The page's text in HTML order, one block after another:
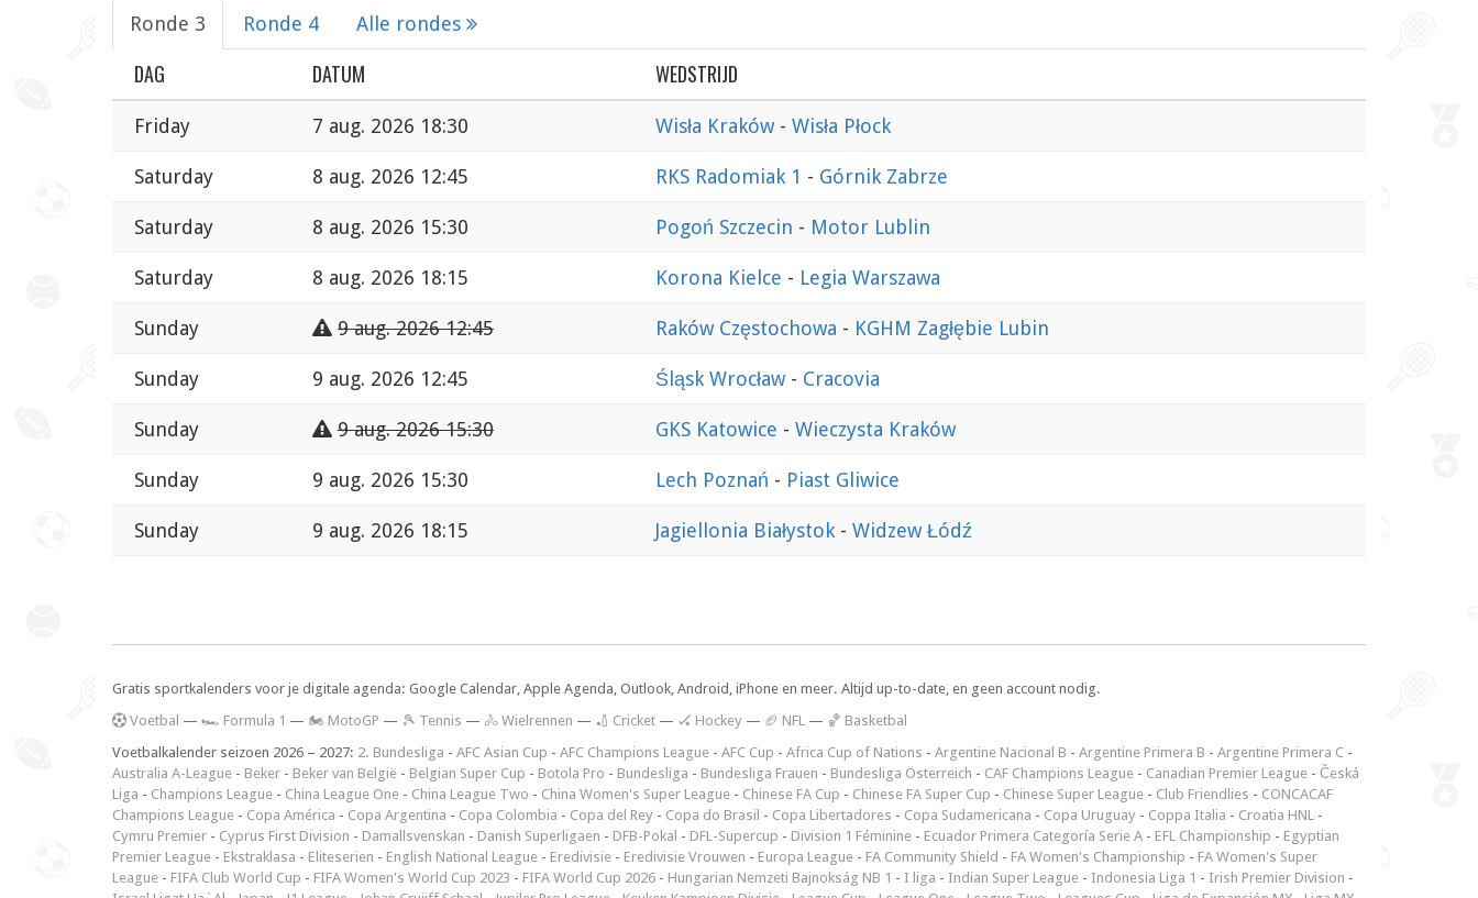
Ronde 3 Ronde 4 Alle rondes
DAG DATUM WEDSTRIJD
Friday 7 aug. 2026 18:30 Wisła Kraków - Wisła Płock
Saturday 8 aug. 2026 12:45 RKS Radomiak 1 - Górnik Zabrze
Saturday 8 aug. 2026 15:30 Pogoń Szczecin - Motor Lublin
Saturday 8 aug. 2026 18:15 Korona Kielce - Legia Warszawa
Sunday 9 aug. 2026 12:45 Raków Częstochowa - KGHM Zagłębie Lubin
Sunday 9 aug. 2026 12:45 Śląsk Wrocław - Cracovia
Sunday 9 aug. 2026 15:30 GKS Katowice - Wieczysta Kraków
Sunday 9 aug. 2026 15:30 Lech Poznań - Piast Gliwice
Sunday 9 aug. 2026 18:15 Jagiellonia Białystok - Widzew Łódź
Gratis sportkalenders voor je digitale agenda: Google Calendar, Apple Agenda, Outlook, Android, iPhone en meer. Altijd up-to-date, en geen account nodig.
Voetbal — 🏎️ Formula 1 — 🏍 MotoGP — 🎾 Tennis — 🚴 Wielrennen — 🏏 Cricket — 🏑 Hockey — 🏈 NFL — 🏀 Basketbal
Voetbalkalender seizoen 2026 – 2027: 2. Bundesliga - AFC Asian Cup - AFC Champions League - AFC Cup - Africa Cup of Nations - Argentine Nacional B - Argentine Primera B - Argentine Primera C -
Australia A-League - Beker - Beker van België - Belgian Super Cup - Botola Pro - Bundesliga - Bundesliga Frauen - Bundesliga Österreich - CAF Champions League - Canadian Premier League - Česká
Liga - Champions League - China League One - China League Two - China Women's Super League - Chinese FA Cup - Chinese FA Super Cup - Chinese Super League - Club Friendlies - CONCACAF
Champions League - Copa América - Copa Argentina - Copa Colombia - Copa del Rey - Copa do Brasil - Copa Libertadores - Copa Sudamericana - Copa Uruguay - Coppa Italia - Croatia HNL -
Cymru Premier - Cyprus First Division - Damallsvenskan - Danish Superligaen - DFB-Pokal - DFL-Supercup - Division 1 Féminine - Ecuador Primera Categoría Serie A - EFL Championship - Egyptian
Premier League - Ekstraklasa - Eliteserien - English National League - Eredivisie - Eredivisie Vrouwen - Europa League - FA Community Shield - FA Women's Championship - FA Women's Super
League - FIFA Club World Cup - FIFA Women's World Cup 2023 - FIFA World Cup 2026 - Hungarian Nemzeti Bajnokság NB 1 - I liga - Indian Super League - Indonesia Liga 1 - Irish Premier Division -